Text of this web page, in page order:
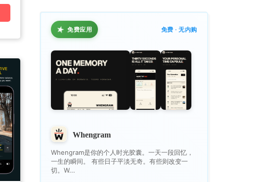
★ 免费应用 免费 · 无内购
Whengram
Whengram是你的个人时光胶囊。一天一段回忆，
一生的瞬间。 有些日子平淡无奇。有些则改变一
切。W...